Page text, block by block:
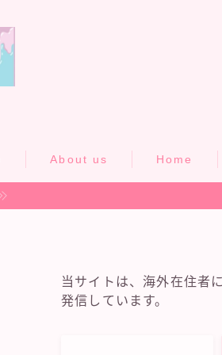
About us Home
当サイトは、海外在住者
発信しています。